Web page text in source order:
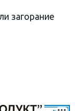
загорание